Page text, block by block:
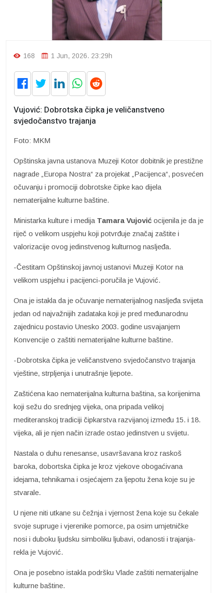
168 1 Jun, 2026. 23:29h
Vujović: Dobrotska čipka je veličanstveno
svjedočanstvo trajanja
Foto: MKM
Opštinska javna ustanova Muzeji Kotor dobitnik je prestižne
nagrade „Europa Nostra“ za projekat „Pacijenca“, posvećen
očuvanju i promociji dobrotske čipke kao dijela
nematerijalne kulturne baštine.
Ministarka kulture i medija Tamara Vujović ocijenila je da je
riječ o velikom uspjehu koji potvrđuje značaj zaštite i
valorizacije ovog jedinstvenog kulturnog nasljeđa.
-Čestitam Opštinskoj javnoj ustanovi Muzeji Kotor na
velikom uspjehu i pacijenci-poručila je Vujović.
Ona je istakla da je očuvanje nematerijalnog nasljeđa svijeta
jedan od najvažnijih zadataka koji je pred međunarodnu
zajednicu postavio Unesko 2003. godine usvajanjem
Konvencije o zaštiti nematerijalne kulturne baštine.
-Dobrotska čipka je veličanstveno svjedočanstvo trajanja
vještine, strpljenja i unutrašnje ljepote.
Zaštićena kao nematerijalna kulturna baština, sa korijenima
koji sežu do srednjeg vijeka, ona pripada velikoj
mediteranskoj tradiciji čipkarstva razvijanoj između 15. i 18.
vijeka, ali je njen način izrade ostao jedinstven u svijetu.
Nastala o duhu renesanse, usavršavana kroz raskoš
baroka, dobortska čipka je kroz vjekove obogaćivana
idejama, tehnikama i osjećajem za ljepotu žena koje su je
stvarale.
U njene niti utkane su čežnja i vjernost žena koje su čekale
svoje supruge i vjerenike pomorce, pa osim umjetničke
nosi i duboku ljudsku simboliku ljubavi, odanosti i trajanja-
rekla je Vujović.
Ona je posebno istakla podršku Vlade zaštiti nematerijalne
kulturne baštine.